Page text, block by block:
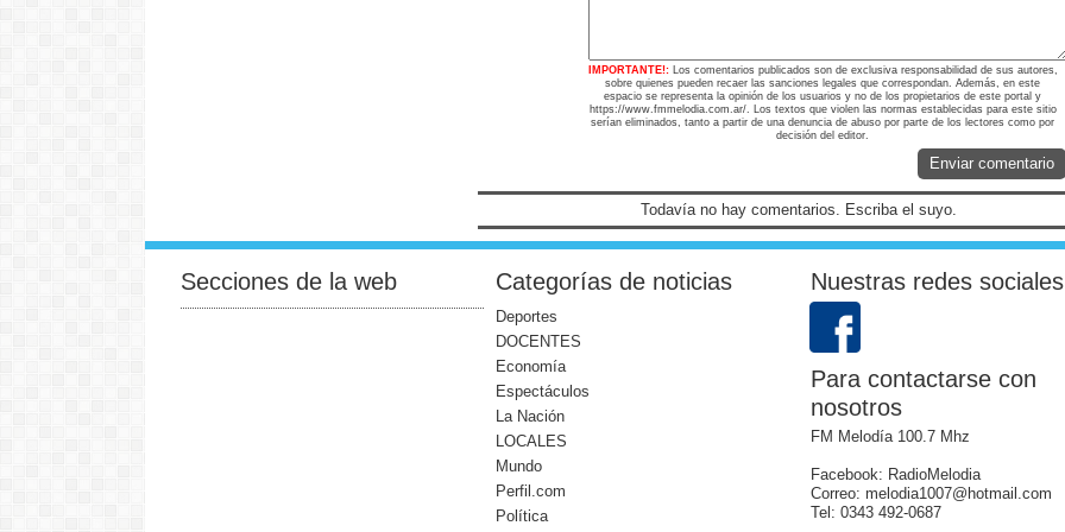
IMPORTANTE!:
Los comentarios publicados son de exclusiva responsabilidad de sus autores,
sobre quienes pueden recaer las sanciones legales que correspondan. Además, en este
espacio se representa la opinión de los usuarios y no de los propietarios de este portal y
https://www.fmmelodia.com.ar/. Los textos que violen las normas establecidas para este sitio
serían eliminados, tanto a partir de una denuncia de abuso por parte de los lectores como por
decisión del editor.
Enviar comentario
Todavía no hay comentarios. Escriba el suyo.
Secciones de la web Categorías de noticias
Deportes
DOCENTES
Economía
Espectáculos
La Nación
LOCALES
Mundo
Perfil.com
Política
Nuestras redes sociales
Para contactarse con
nosotros
FM Melodía 100.7 Mhz
Facebook: RadioMelodia
Correo: melodia1007@hotmail.com
Tel: 0343 492-0687